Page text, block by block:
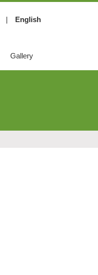
| English
Gallery